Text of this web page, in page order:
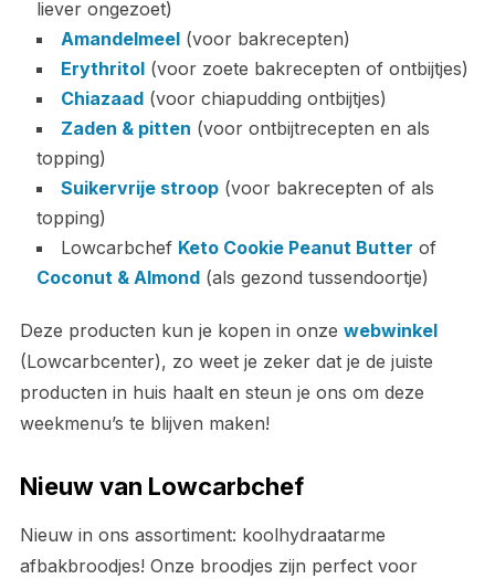
liever ongezoet)
Amandelmeel(voor bakrecepten)
Erythritol(voor zoete bakrecepten of ontbijtjes)
Chiazaad(voor chiapudding ontbijtjes)
Zaden & pitten (voor ontbijtrecepten en als
topping)
Suikervrije stroop(voor bakrecepten of als
topping)
Lowcarbchef Keto Cookie Peanut Butter of
Coconut & Almond(als gezond tussendoortje)
Deze producten kun je kopen in onze webwinkel
(Lowcarbcenter), zo weet je zeker dat je de juiste
producten in huis haalt en steun je ons om deze
weekmenu’s te blijven maken!
Nieuw van Lowcarbchef
Nieuw in ons assortiment: koolhydraatarme
afbakbroodjes! Onze broodjes zijn perfect voor